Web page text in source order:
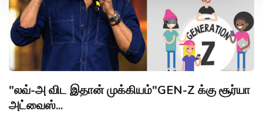
"லவ்-அ விட இதான் முக்கியம்"GEN-Z க்கு சூர்யா
அட்வைஸ்...